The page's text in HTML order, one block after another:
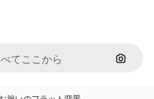
画像で